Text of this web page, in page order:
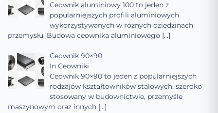
Ceownik aluminiowy 100 to jeden z
popularniejszych profili aluminiowych
wykorzystywanych w różnych dziedzinach
przemysłu. Budowa ceownika aluminiowego […]
Ceownik 90×90
In Ceowniki
Ceownik 90×90 to jeden z popularniejszych
rodzajów kształtowników stalowych, szeroko
stosowany w budownictwie, przemyśle
maszynowym oraz innych […]